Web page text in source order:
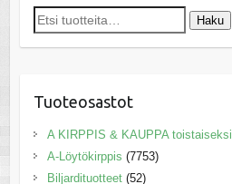
Etsi: Haku
Tuoteosastot
A KIRPPIS & KAUPPA toistaiseksi
A-Löytökirppis (7753)
Biljardituotteet (52)